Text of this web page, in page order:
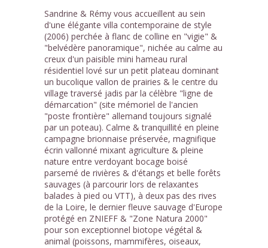
1 /10
Sandrine & Rémy vous accueillent au sein
d'une élégante villa contemporaine de style
(2006) perchée à flanc de colline en "vigie" &
"belvédère panoramique", nichée au calme au
creux d'un paisible mini hameau rural
résidentiel lové sur un petit plateau dominant
un bucolique vallon de prairies & le centre du
village traversé jadis par la célèbre "ligne de
démarcation" (site mémoriel de l'ancien
"poste frontière" allemand toujours signalé
par un poteau). Calme & tranquillité en pleine
campagne brionnaise préservée, magnifique
écrin vallonné mixant agriculture & pleine
nature entre verdoyant bocage boisé
parsemé de rivières & d'étangs et belle forêts
sauvages (à parcourir lors de relaxantes
balades à pied ou VTT), à deux pas des rives
de la Loire, le dernier fleuve sauvage d'Europe
protégé en ZNIEFF & "Zone Natura 2000"
pour son exceptionnel biotope végétal &
animal (poissons, mammifères, oiseaux,